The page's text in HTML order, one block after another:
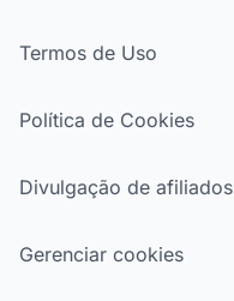
Termos de Uso
Política de Cookies
Divulgação de afiliados
Gerenciar cookies